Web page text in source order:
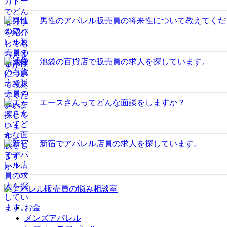
男性のアパレル販売員の将来性について教えてく
池袋の百貨店で販売員の求人を探しています。
エースさんってどんな面談をしますか？
新宿でアパレル店員の求人を探しています。
お金
メンズアパレル